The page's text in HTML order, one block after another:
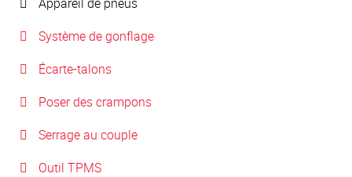
Système de gonflage
Écarte-talons
Poser des crampons
Serrage au couple
Outil TPMS